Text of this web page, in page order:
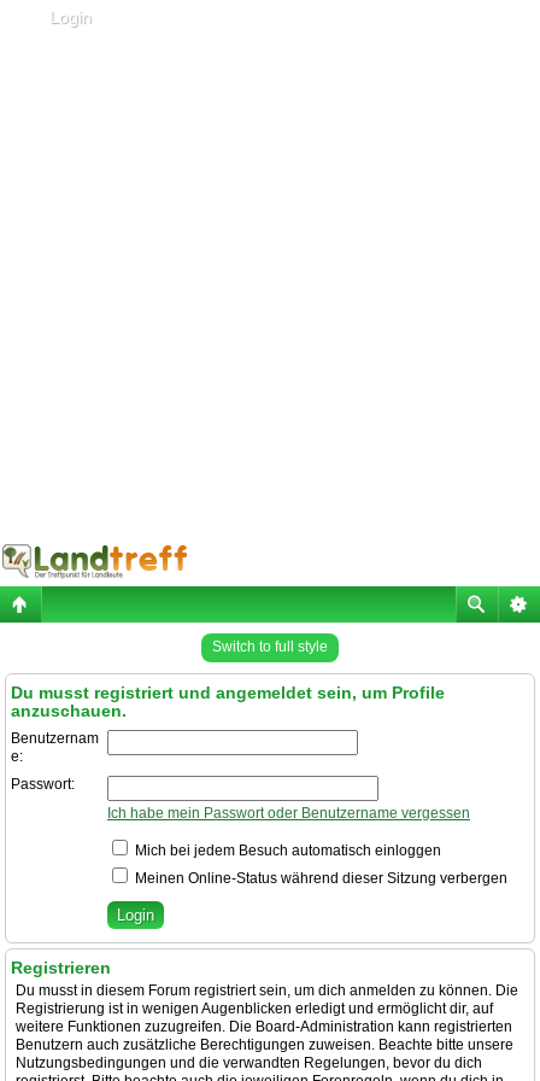
Login
Switch to full style
Du musst registriert und angemeldet sein, um Profile
anzuschauen.
Benutzernam
e:
Passwort:
Ich habe mein Passwort oder Benutzername vergessen
Mich bei jedem Besuch automatisch einloggen
Meinen Online-Status während dieser Sitzung verbergen
Registrieren
Du musst in diesem Forum registriert sein, um dich anmelden zu können. Die
Registrierung ist in wenigen Augenblicken erledigt und ermöglicht dir, auf
weitere Funktionen zuzugreifen. Die Board-Administration kann registrierten
Benutzern auch zusätzliche Berechtigungen zuweisen. Beachte bitte unsere
Nutzungsbedingungen und die verwandten Regelungen, bevor du dich